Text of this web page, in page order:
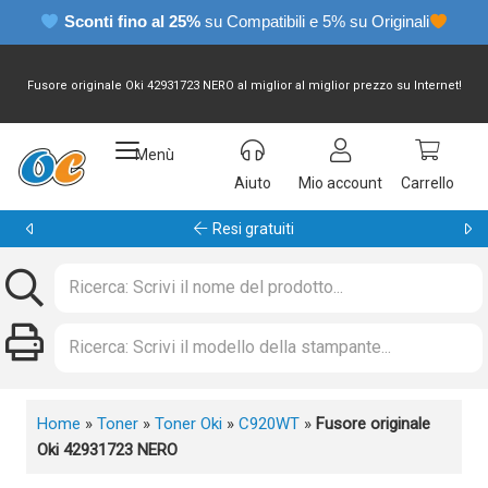
Sconti fino al 25% su Compatibili e 5% su Originali
Fusore originale Oki 42931723 NERO al miglior al miglior prezzo su Internet!
Menù
Aiuto
Mio account Carrello
Garanzia 24 mesi
Home » Toner » Toner Oki » C920WT » Fusore originale
Oki 42931723 NERO